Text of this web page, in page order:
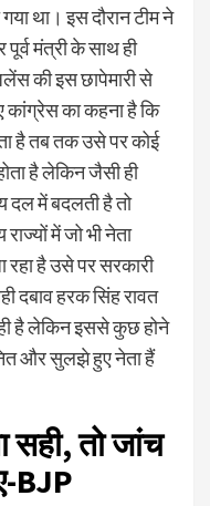
था। इस दौरान टीम ने
मंत्री के साथ ही
की इस छापेमारी से
कांग्रेस का कहना है कि
है तब तक उसे पर कोई
है लेकिन जैसी ही
दल में बदलती है तो
में जो भी नेता
है उसे पर सरकारी
दबाव हरक सिंह रावत
है लेकिन इससे कुछ होने
और सुलझे हुए नेता हैं
तो जांच
BJP